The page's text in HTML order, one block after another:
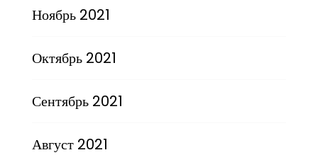
Ноябрь 2021
Октябрь 2021
Сентябрь 2021
Август 2021